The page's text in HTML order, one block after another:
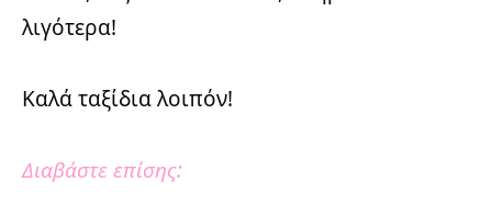
λιγότερα!
Καλά ταξίδια λοιπόν!
Διαβάστε επίσης: